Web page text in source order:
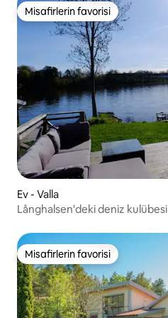
Misafirlerin favorisi
Misafirlerin favorisi
Ev - Valla
Långhalsen'deki deniz kulübesi
Misafirlerin favorisi
Misafirlerin favorisi